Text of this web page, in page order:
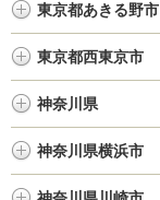
東京都あきる野市
東京都西東京市
神奈川県
神奈川県横浜市